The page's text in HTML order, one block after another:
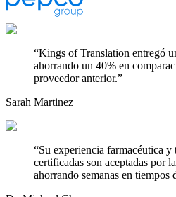
“Kings of Translation entregó
ahorrando un 40% en
proveedor anterior.”
Sarah Martinez
“Su experiencia farmacéutica y
certificadas son aceptadas por
ahorrando semanas en tiempos